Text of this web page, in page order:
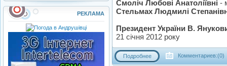
РЕКЛАМА
Смоліч Любові Анатоліївні -
Стельмах Людмилі
Президент України В.
21 січня 2012 року
Подробнее Комментариев:(0)